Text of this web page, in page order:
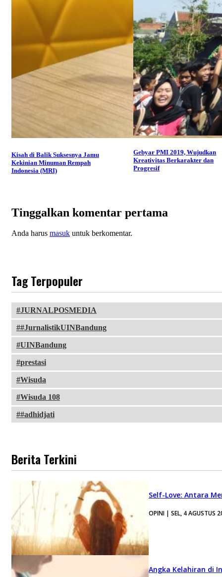
Kisah di Balik Suksesnya Jamu
Kekinian Minuman Rempah
Indonesia (MRI)
Gebyar PMI 2019, Wujudkan
Kreativitas Berkarakter dan
Progresif
Tinggalkan komentar pertama
Anda harus masuk untuk berkomentar.
Tag Terpopuler
JURNALPOSMEDIA
#JurnalistikUINBandung
UINBandung
prestasi
Wisuda
Wisuda 108
#adhidjati
Berita Terkini
Self-Love: Antara
OPINI | SEL, 4 AGUSTUS
Angka Kelahiran di